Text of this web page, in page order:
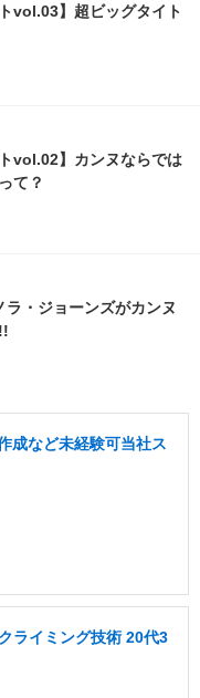
vol.03】超ビッグタイト
vol.02】カンヌならでは
て？
・ジョーンズがカンヌ
成など未経験可当社ス
ライミング技術 20代3